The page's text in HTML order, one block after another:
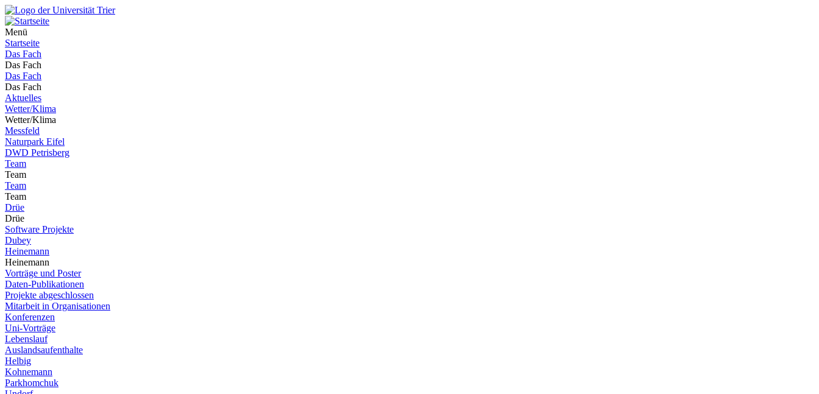
Menü
Startseite
Das Fach
Das Fach
Das Fach
Das Fach
Aktuelles
Wetter/Klima
Wetter/Klima
Messfeld
Naturpark Eifel
DWD Petrisberg
Team
Team
Team
Team
Drüe
Drüe
Software Projekte
Dubey
Heinemann
Heinemann
Vorträge und Poster
Daten-Publikationen
Projekte abgeschlossen
Mitarbeit in Organisationen
Konferenzen
Uni-Vorträge
Lebenslauf
Auslandsaufenthalte
Helbig
Kohnemann
Parkhomchuk